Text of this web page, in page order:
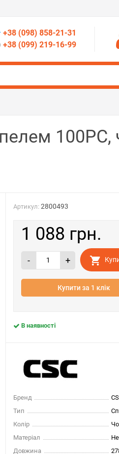
+38 (098) 858-21-31
+38 (099) 219-16-99
Артикул: 2800493
1 088 грн.
- +
Купити за 1 клік
В наявності
Бренд
Тип
Колір
Матеріал
Довжина